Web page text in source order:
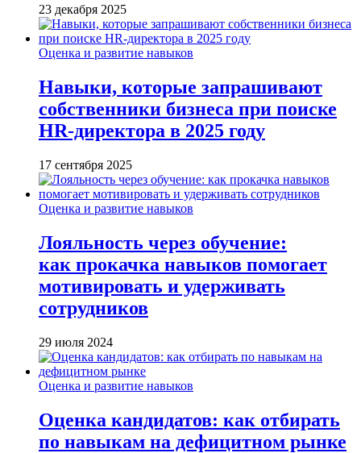
23 декабря 2025
Оценка и развитие навыков
Навыки, которые запрашивают
собственники бизнеса при поиске
HR-директора в 2025 году
17 сентября 2025
Оценка и развитие навыков
Лояльность через обучение:
как прокачка навыков помогает
мотивировать и удерживать
сотрудников
29 июля 2024
Оценка и развитие навыков
Оценка кандидатов: как отбирать
по навыкам на дефицитном рынке